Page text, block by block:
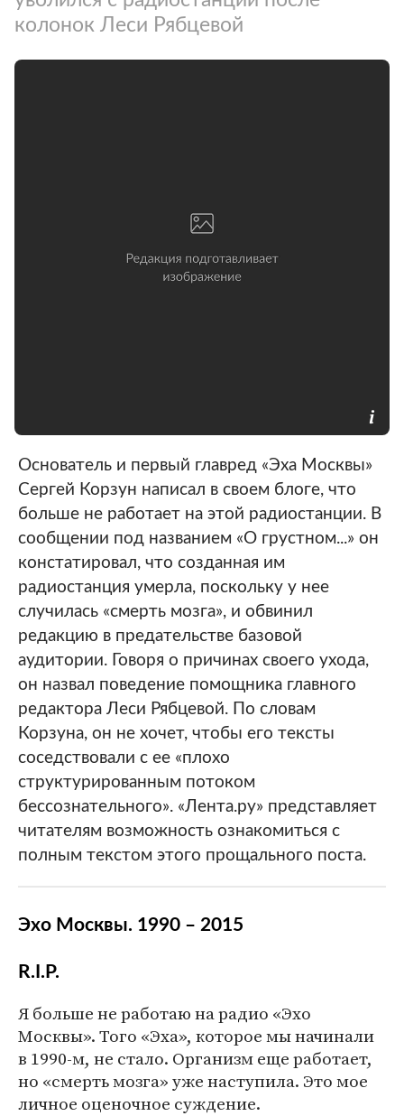
колонок Леси Рябцевой
Основатель и первый главред «Эха Москвы»
Сергей Корзун написал в своем блоге, что
больше не работает на этой радиостанции. В
сообщении под названием «О грустном...» он
констатировал, что созданная им
радиостанция умерла, поскольку у нее
случилась «смерть мозга», и обвинил
редакцию в предательстве базовой
аудитории. Говоря о причинах своего ухода,
он назвал поведение помощника главного
редактора Леси Рябцевой. По словам
Корзуна, он не хочет, чтобы его тексты
соседствовали с ее «плохо
структурированным потоком
бессознательного». «Лента.ру» представляет
читателям возможность ознакомиться с
полным текстом этого прощального поста.
Эхо Москвы. 1990 – 2015
R.I.P.
Я больше не работаю на радио «Эхо
Москвы». Того «Эха», которое мы начинали
в 1990-м, не стало. Организм еще работает,
но «смерть мозга» уже наступила. Это мое
личное оценочное суждение.